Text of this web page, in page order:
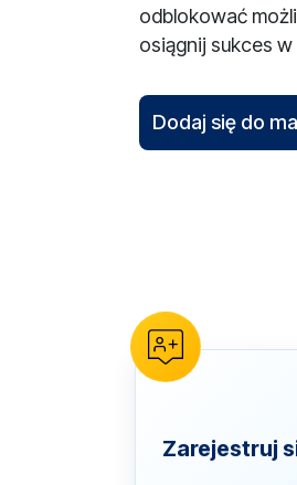
odblokować
osiągnij sukces
Dodaj się do
Zarejestruj